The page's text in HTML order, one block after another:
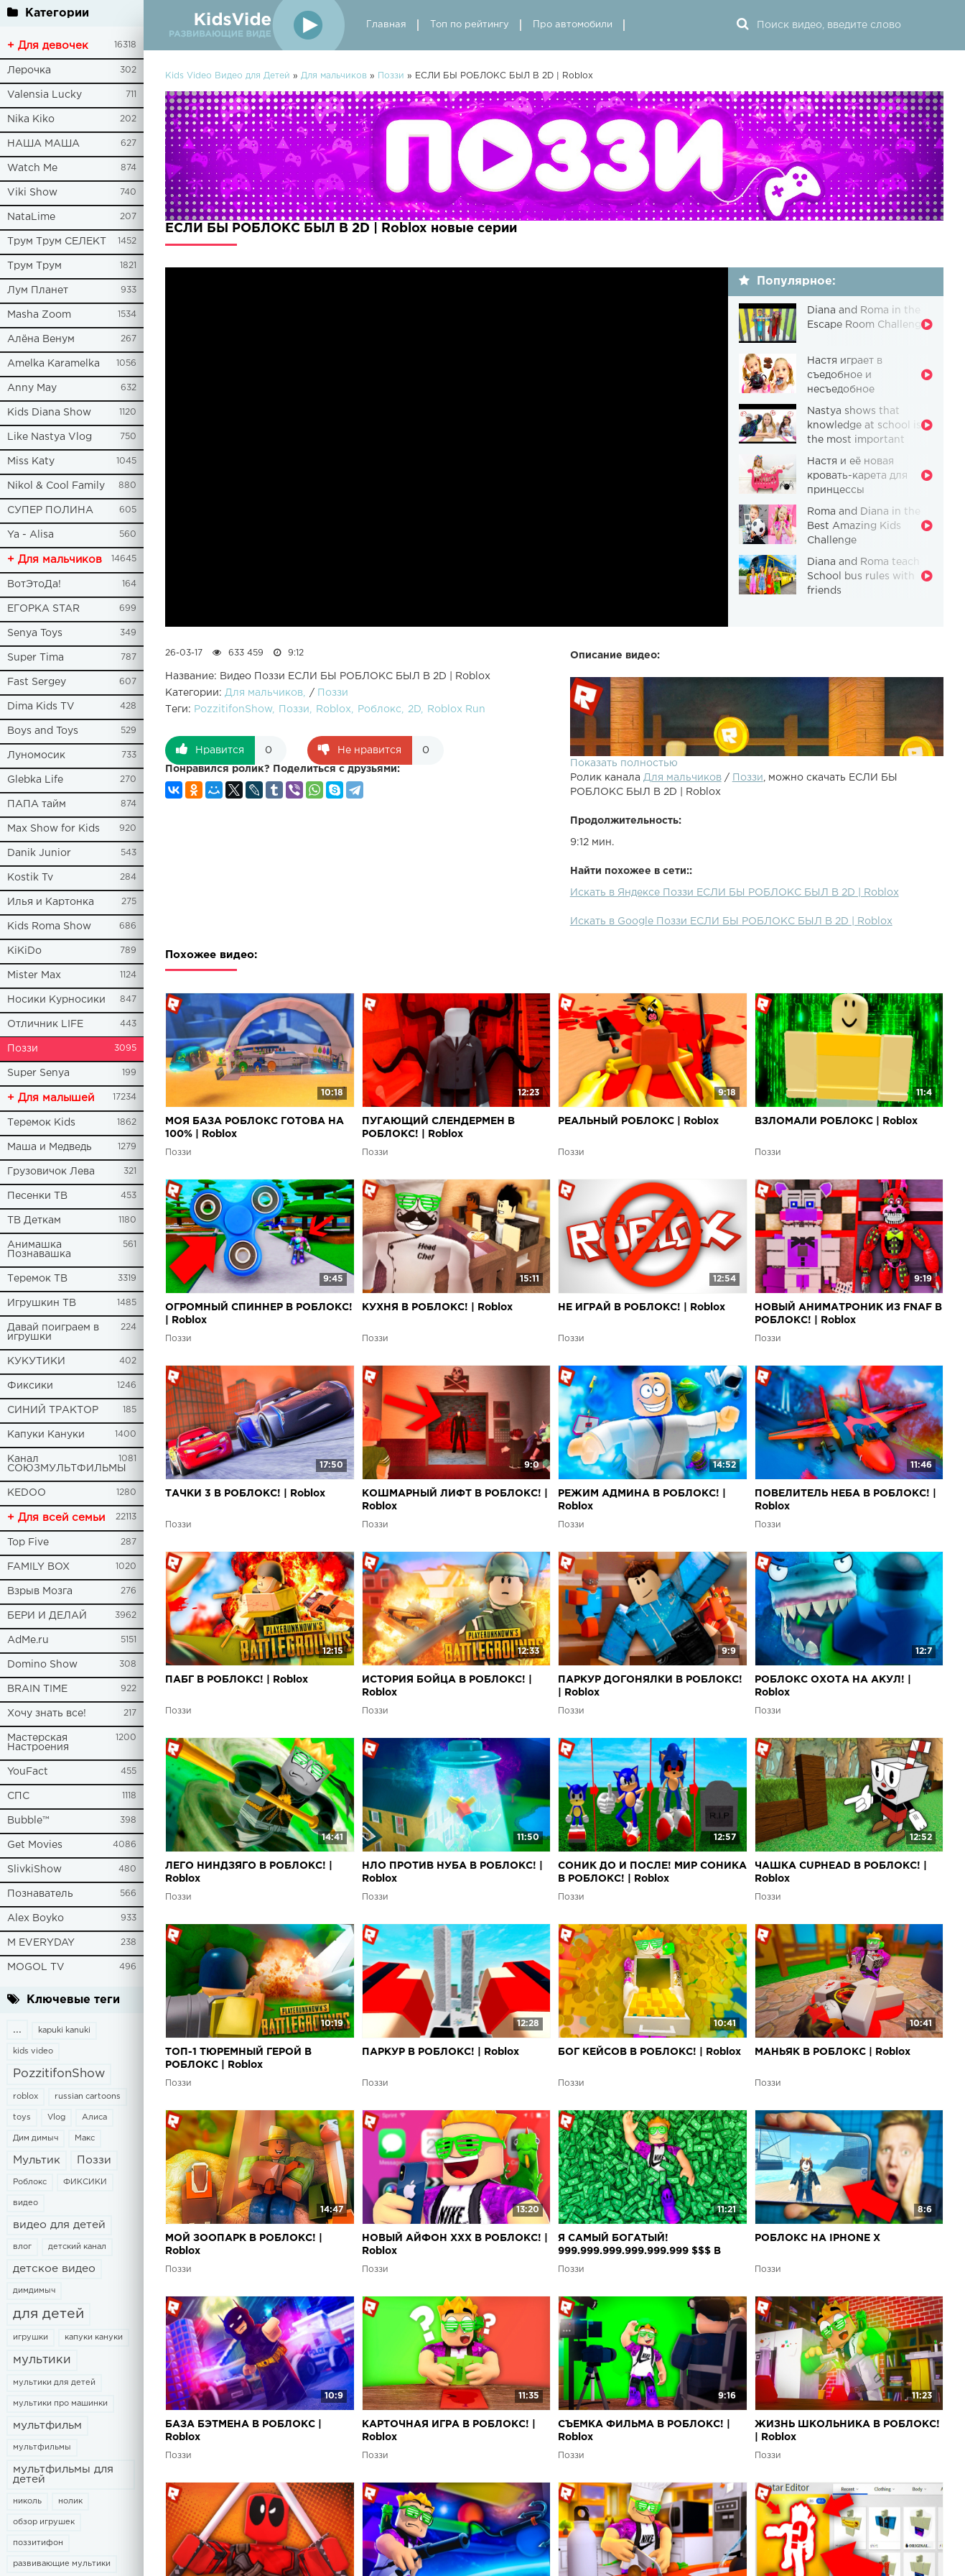
Категории
+ Для девочек 16318
Лерочка 302
Valensia Lucky 711
Nika Kiko 202
НАША МАША 627
Watch Me 874
Viki Show 740
NataLime 207
Трум Трум СЕЛЕКТ 1452
Трум Трум 1821
Лум Планет 933
Masha Zoom 1534
Алёна Венум 267
Amelka Karamelka 1056
Anny May 632
Kids Diana Show 1120
Like Nastya Vlog 750
Miss Katy 1045
Nikol & Cool Family 880
СУПЕР ПОЛИНА 605
Ya - Alisa 560
+ Для мальчиков 14645
ВотЭтоДа! 164
ЕГОРКА STAR 699
Senya Toys 349
Super Tima 787
Fast Sergey 607
Dima Kids TV 428
Boys and Toys 529
Луномосик 733
Glebka Life 270
ПАПА тайм 874
Max Show for Kids 920
Danik Junior 543
Kostik Tv 284
Илья и Картонка 275
Kids Roma Show 686
KiKiDo 789
Mister Max 1124
Носики Курносики 847
Отличник LIFE 443
Поззи 3095
Super Senya 199
+ Для малышей 17234
Теремок Kids 1862
Маша и Медведь 1279
Грузовичок Лева 321
Песенки ТВ 453
ТВ Деткам 1180
Анимашка
Познавашка
561
Теремок ТВ 3319
Игрушкин ТВ 1485
Давай поиграем в
игрушки
224
КУКУТИКИ 402
Фиксики 1246
СИНИЙ ТРАКТОР 185
Капуки Кануки 1400
Канал
СОЮЗМУЛЬТФИЛЬМЫ
1081
KEDOO 1280
+ Для всей семьи 22113
Top Five 287
FAMILY BOX 1020
Взрыв Мозга 276
БЕРИ И ДЕЛАЙ 3962
AdMe.ru 5151
Domino Show 308
BRAIN TIME 922
Хочу знать все! 217
Мастерская
Настроения
1200
YouFact 455
СПС 1118
Bubble™ 398
Get Movies 4086
SlivkiShow 480
Познаватель 566
Alex Boyko 933
M EVERYDAY 238
MOGOL TV 496
Ключевые теги
... kapuki kanuki
kids video
PozzitifonShow
roblox russian cartoons
toys Vlog Алиса
Дим димыч Макс
Мультик Поззи
Роблокс ФИКСИКИ
видео
видео для детей
влог детский канал
детское видео
димдимыч
для детей
игрушки капуки кануки
мультики
мультики для детей
мультики про машинки
мультфильм
мультфильмы
мультфильмы для
детей
николь нолик
обзор игрушек
поззитифон
развивающие мультики
Главная Топ по рейтингу Про автомобили
Kids Video Видео для Детей » Для мальчиков » Поззи » ЕСЛИ БЫ РОБЛОКС БЫЛ В 2D | Roblox
ЕСЛИ БЫ РОБЛОКС БЫЛ В 2D | Roblox новые серии
Популярное:
Diana and Roma in the
Escape Room Challenge
Настя играет в
съедобное и
несъедобное
Nastya shows that
knowledge at school is
the most important
Настя и её новая
кровать-карета для
принцессы
Roma and Diana in the
Best Amazing Kids
Challenge
Diana and Roma teach
School bus rules with
friends
Описание видео:
Роблокс Run в 2D!●Предыдущий ролик - ●Рандом ролик - ● - Моя
Показать полностью
Ролик канала Для мальчиков/ Поззи , можно скачать ЕСЛИ БЫ
РОБЛОКС БЫЛ В 2D | Roblox
Продолжительность:
9:12 мин.
Найти похожее в сети::
Искать в Яндексе Поззи ЕСЛИ БЫ РОБЛОКС БЫЛ В 2D | Roblox
Искать в Google Поззи ЕСЛИ БЫ РОБЛОКС БЫЛ В 2D | Roblox
26-03-17 633 459 9:12
Название: Видео Поззи ЕСЛИ БЫ РОБЛОКС БЫЛ В 2D | Roblox
Категории: Для мальчиков /
Поззи
Теги: PozzitifonShow Поззи Roblox Роблокс 2D Roblox Run
Нравится 0 Не нравится 0
Понравился ролик? Поделиться с друзьями:
Похожее видео:
10:18
МОЯ БАЗА РОБЛОКС ГОТОВА НА
100% | Roblox
Поззи
12:23
ПУГАЮЩИЙ СЛЕНДЕРМЕН В
РОБЛОКС! | Roblox
Поззи
9:18
РЕАЛЬНЫЙ РОБЛОКС | Roblox
Поззи
11:4
ВЗЛОМАЛИ РОБЛОКС | Roblox
Поззи
9:45
ОГРОМНЫЙ СПИННЕР В РОБЛОКС!
| Roblox
Поззи
15:11
КУХНЯ В РОБЛОКС! | Roblox
Поззи
12:54
НЕ ИГРАЙ В РОБЛОКС! | Roblox
Поззи
9:19
НОВЫЙ АНИМАТРОНИК ИЗ FNAF В
РОБЛОКС! | Roblox
Поззи
17:50
ТАЧКИ 3 В РОБЛОКС! | Roblox
Поззи
9:0
КОШМАРНЫЙ ЛИФТ В РОБЛОКС! |
Roblox
Поззи
14:52
РЕЖИМ АДМИНА В РОБЛОКС! |
Roblox
Поззи
11:46
ПОВЕЛИТЕЛЬ НЕБА В РОБЛОКС! |
Roblox
Поззи
12:15
ПАБГ В РОБЛОКС! | Roblox
Поззи
12:33
ИСТОРИЯ БОЙЦА В РОБЛОКС! |
Roblox
Поззи
9:9
ПАРКУР ДОГОНЯЛКИ В РОБЛОКС!
| Roblox
Поззи
12:7
РОБЛОКС ОХОТА НА АКУЛ! |
Roblox
Поззи
14:41
ЛЕГО НИНДЗЯГО В РОБЛОКС! |
Roblox
Поззи
11:50
НЛО ПРОТИВ НУБА В РОБЛОКС! |
Roblox
Поззи
12:57
СОНИК ДО И ПОСЛЕ! МИР СОНИКА
В РОБЛОКС! | Roblox
Поззи
12:52
ЧАШКА CUPHEAD В РОБЛОКС! |
Roblox
Поззи
10:19
ТОП-1 ТЮРЕМНЫЙ ГЕРОЙ В
РОБЛОКС | Roblox
Поззи
12:28
ПАРКУР В РОБЛОКС! | Roblox
Поззи
10:41
БОГ КЕЙСОВ В РОБЛОКС! | Roblox
Поззи
10:41
МАНЬЯК В РОБЛОКС | Roblox
Поззи
14:47
МОЙ ЗООПАРК В РОБЛОКС! |
Roblox
Поззи
13:20
НОВЫЙ АЙФОН XXX В РОБЛОКС! |
Roblox
Поззи
11:21
Я САМЫЙ БОГАТЫЙ!
999.999.999.999.999.999 $$$ В
РОБЛОКС! | Roblox
Поззи
8:6
РОБЛОКС НА IPHONE X
Поззи
10:9
БАЗА БЭТМЕНА В РОБЛОКС |
Roblox
Поззи
11:35
КАРТОЧНАЯ ИГРА В РОБЛОКС! |
Roblox
Поззи
9:16
СЪЕМКА ФИЛЬМА В РОБЛОКС! |
Roblox
Поззи
11:23
ЖИЗНЬ ШКОЛЬНИКА В РОБЛОКС!
| Roblox
Поззи